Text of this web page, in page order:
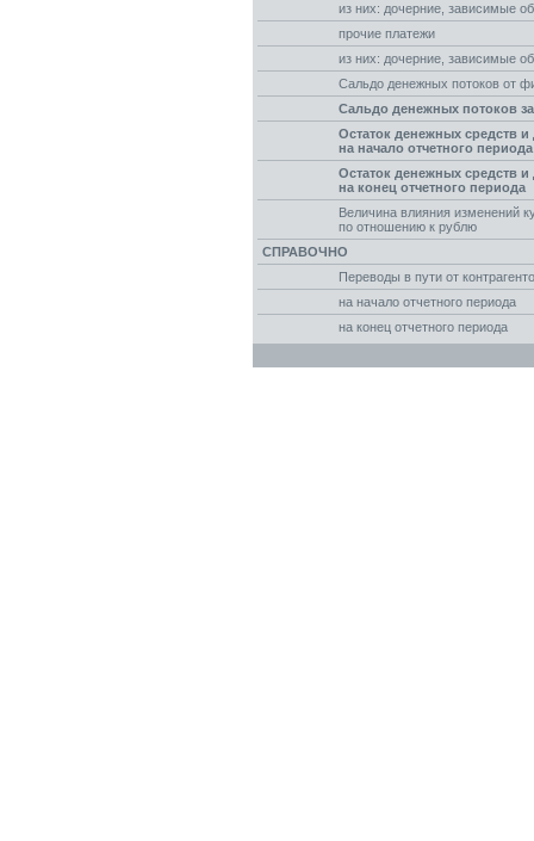
из них: дочерние, зависимые
прочие платежи
из них: дочерние, зависимые
Сальдо денежных потоков от
Сальдо денежных потоков
Остаток денежных средств
на начало отчетного периода
Остаток денежных средств
на конец отчетного периода
Величина влияния изменений
по отношению к рублю
СПРАВОЧНО
Переводы в пути от
на начало отчетного периода
на конец отчетного периода